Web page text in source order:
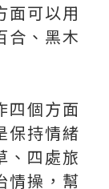
面可以用
合、黑木
四個方面
保持情緒
、四處旅
情操，幫